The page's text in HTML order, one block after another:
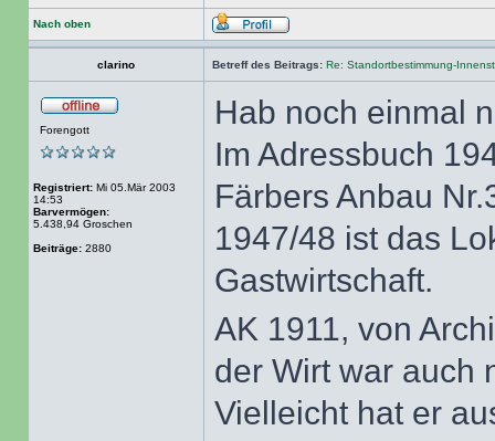
Nach oben
clarino Betreff des Beitrags: Re: Standortbestimmung-
Forengott
Registriert: Mi 05.Mär 2003
14:53
Barvermögen:
5.438,94 Groschen
Beiträge: 2880
Hab noch einmal
Im Adressbuch
Färbers Anbau
1947/48 ist das
Gastwirtschaft.
AK 1911, von
der Wirt war auch
Vielleicht hat er